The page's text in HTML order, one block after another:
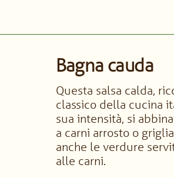
Bagna cauda
Questa salsa calda,
classico della cucina
sua intensità, si
a carni arrosto o
anche le verdure
alle carni.